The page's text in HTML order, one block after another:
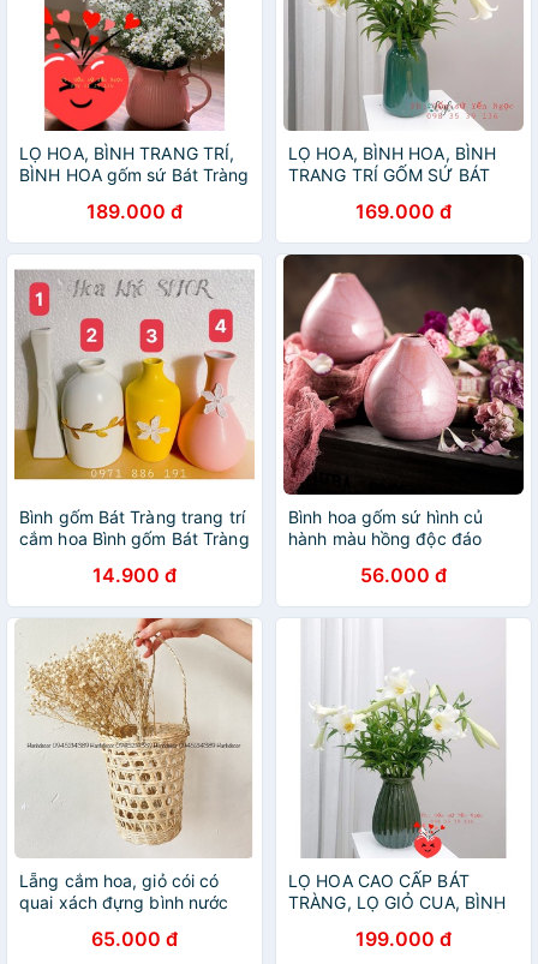
LỌ HOA, BÌNH TRANG TRÍ,
BÌNH HOA gốm sứ Bát Tràng
189.000 đ
LỌ HOA, BÌNH HOA, BÌNH
TRANG TRÍ GỐM SỨ BÁT
169.000 đ
Bình gốm Bát Tràng trang trí
cắm hoa Bình gốm Bát Tràng
14.900 đ
Bình hoa gốm sứ hình củ
hành màu hồng độc đáo
56.000 đ
Lẵng cắm hoa, giỏ cói có
quai xách đựng bình nước
65.000 đ
LỌ HOA CAO CẤP BÁT
TRÀNG, LỌ GIỎ CUA, BÌNH
SỨ BÁT TRÀNG
199.000 đ